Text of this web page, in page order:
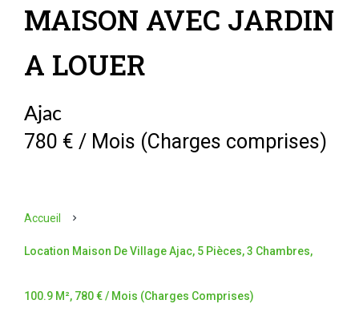
MAISON AVEC JARDIN
A LOUER
Ajac
780 € / Mois (Charges comprises)
Accueil
Location Maison De Village Ajac, 5 Pièces, 3 Chambres,
100.9 M², 780 € / Mois (Charges Comprises)